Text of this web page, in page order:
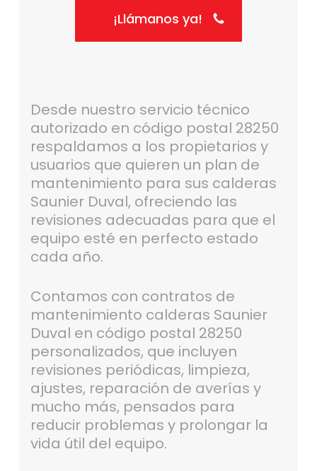
¡Llámanos ya!
Desde nuestro servicio técnico
autorizado en código postal 28250
respaldamos a los propietarios y
usuarios que quieren un plan de
mantenimiento para sus calderas
Saunier Duval, ofreciendo las
revisiones adecuadas para que el
equipo esté en perfecto estado
cada año.
Contamos con contratos de
mantenimiento calderas Saunier
Duval en código postal 28250
personalizados, que incluyen
revisiones periódicas, limpieza,
ajustes, reparación de averías y
mucho más, pensados para
reducir problemas y prolongar la
vida útil del equipo.